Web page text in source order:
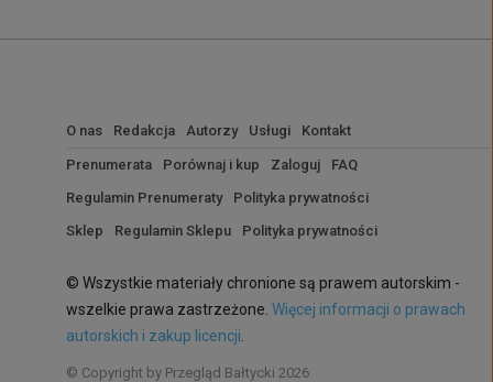
O nas Redakcja Autorzy Usługi Kontakt
Prenumerata Porównaj i kup Zaloguj
FAQ
Regulamin Prenumeraty
Polityka prywatności
Sklep
Regulamin Sklepu Polityka prywatności
© Wszystkie materiały chronione są prawem autorskim -
wszelkie prawa zastrzeżone. Więcej informacji o prawach
autorskich i zakup licencji
© Copyright by Przegląd Bałtycki 2026